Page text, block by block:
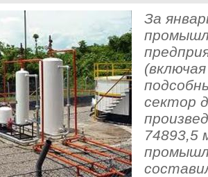
За
сектор
74893,5